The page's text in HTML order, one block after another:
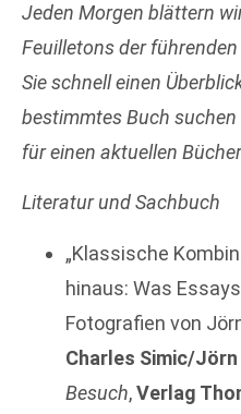
Jeden Morgen blättern
Feuilletons der
Sie schnell einen
bestimmtes Buch suchen
für einen aktuellen
Literatur und Sachbuch
„Klassische
hinaus: Was
Fotografien von
Charles Simic/Jörn
Besuch,Verlag